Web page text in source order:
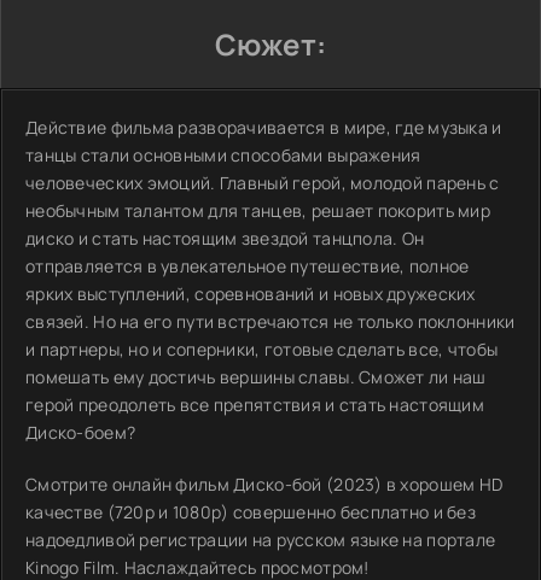
Сюжет:
Действие фильма разворачивается в мире, где музыка и
танцы стали основными способами выражения
человеческих эмоций. Главный герой, молодой парень с
необычным талантом для танцев, решает покорить мир
диско и стать настоящим звездой танцпола. Он
отправляется в увлекательное путешествие, полное
ярких выступлений, соревнований и новых дружеских
связей. Но на его пути встречаются не только поклонники
и партнеры, но и соперники, готовые сделать все, чтобы
помешать ему достичь вершины славы. Сможет ли наш
герой преодолеть все препятствия и стать настоящим
Диско-боем?
Смотрите онлайн фильм Диско-бой (2023) в хорошем HD
качестве (720p и 1080p) совершенно бесплатно и без
надоедливой регистрации на русском языке на портале
Kinogo Film. Наслаждайтесь просмотром!